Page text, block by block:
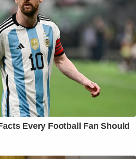
Every Football Fan Should